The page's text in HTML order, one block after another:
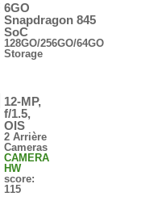
6GO
Snapdragon 845
SoC
128GO/256GO/64GO
Storage
12-MP,
f/1.5,
OIS
2 Arrière
Cameras
CAMERA
HW
score:
115